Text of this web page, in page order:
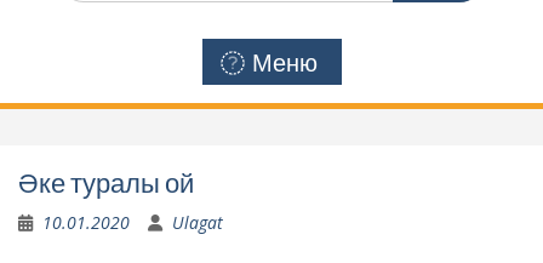
Меню
Әке туралы ой
10.01.2020 Ulagat